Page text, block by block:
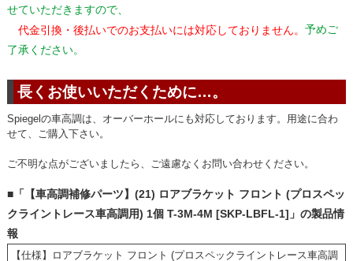
せていただきますので、
代金引換・後払いでのお支払いには対応しておりません。 予めご
了承ください。
長くお使いいただくために…。
Spiegelの車高調は、オーバーホールにも対応しております。用途に合わ
せて、ご購入下さい。
ご不明な点がございましたら、ご遠慮なくお問い合わせください。
■「【車高調補修パーツ】(21) ロアブラケット フロント (プロスペッ
クライントレース車高調用) 1個 T-3M-4M [SKP-LBFL-1]」の製品情
報
【仕様】ロアブラケット フロント (プロスペックライントレース車高調